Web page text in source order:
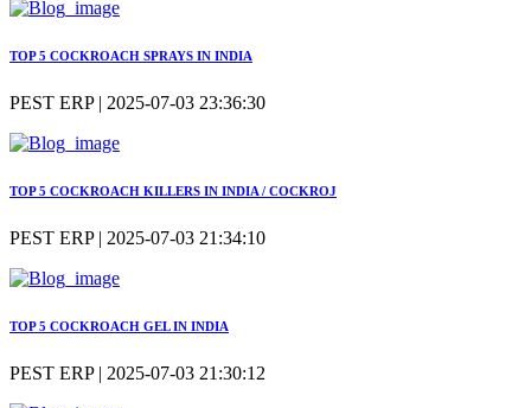
TOP 5 COCKROACH SPRAYS IN INDIA
PEST ERP | 2025-07-03 23:36:30
TOP 5 COCKROACH KILLERS IN INDIA / COCKROJ
PEST ERP | 2025-07-03 21:34:10
TOP 5 COCKROACH GEL IN INDIA
PEST ERP | 2025-07-03 21:30:12